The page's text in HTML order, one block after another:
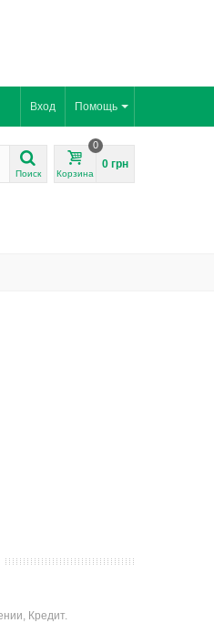
Помощь
Вход
Поиск Корзина
0
0 грн
Кредит.